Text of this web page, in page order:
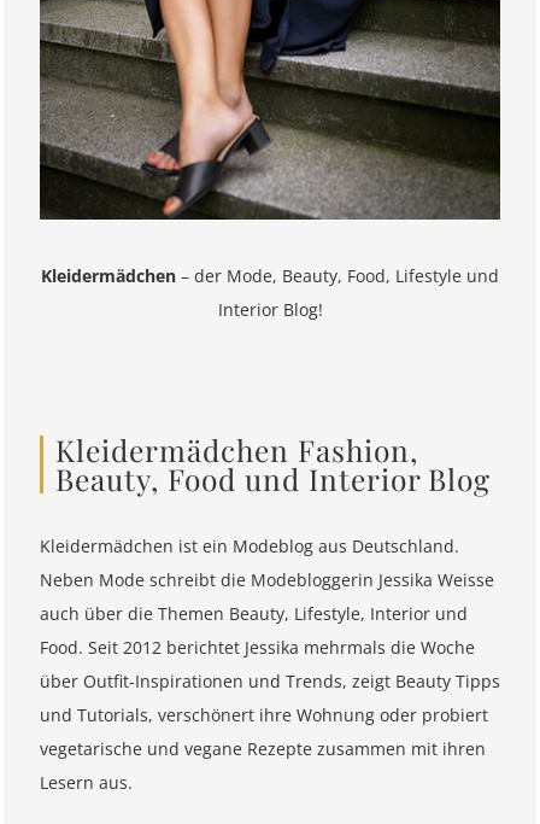
Kleidermädchen – der Mode, Beauty, Food, Lifestyle und
Interior Blog!
Kleidermädchen Fashion,
Beauty, Food und Interior Blog
Kleidermädchen ist ein Modeblog aus Deutschland.
Neben Mode schreibt die Modebloggerin Jessika Weisse
auch über die Themen Beauty, Lifestyle, Interior und
Food. Seit 2012 berichtet Jessika mehrmals die Woche
über Outfit-Inspirationen und Trends, zeigt Beauty Tipps
und Tutorials, verschönert ihre Wohnung oder probiert
vegetarische und vegane Rezepte zusammen mit ihren
Lesern aus.